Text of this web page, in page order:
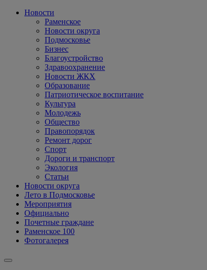
Новости
Раменское
Новости округа
Подмосковье
Бизнес
Благоустройство
Здравоохранение
Новости ЖКХ
Образование
Патриотическое воспитание
Культура
Молодежь
Общество
Правопорядок
Ремонт дорог
Спорт
Дороги и транспорт
Экология
Статьи
Новости округа
Лето в Подмосковье
Мероприятия
Официально
Почетные граждане
Раменское 100
Фотогалерея